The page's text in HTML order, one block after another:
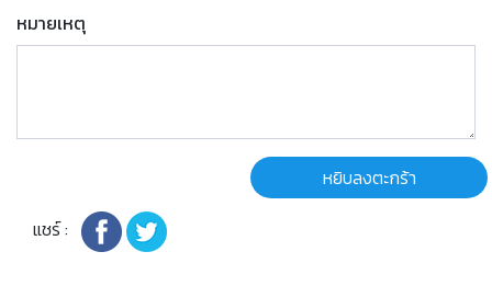
หมายเหตุ
หยิบลงตะกร้า
แชร์ :